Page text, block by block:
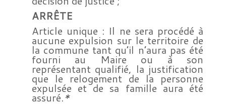
ARRÊTE
Article unique : Il ne sera procédé à
aucune expulsion sur le territoire de
la commune tant qu’il n’aura pas été
fourni au Maire ou à son
représentant qualifié, la justification
que le relogement de la personne
expulsée et de sa famille aura été
assuré.*